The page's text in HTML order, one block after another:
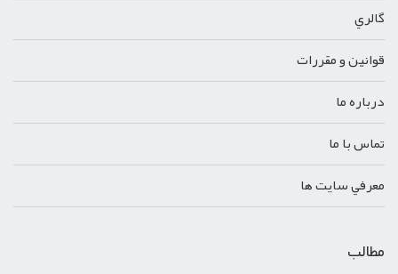
گالري
قوانين و مقررات
درباره ما
تماس با ما
معرفي سايت ها
مطالب